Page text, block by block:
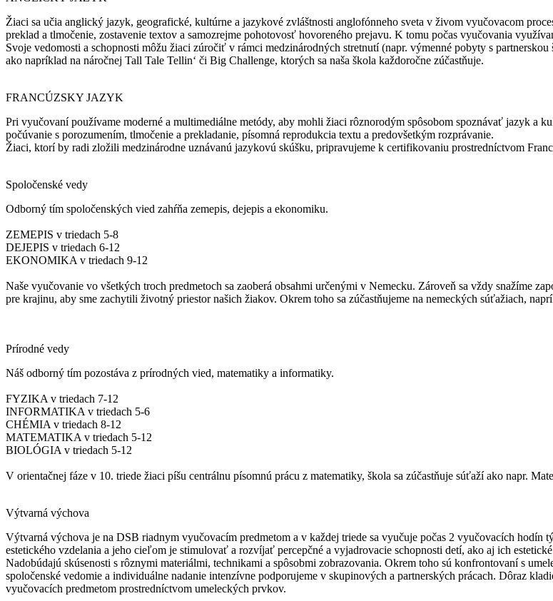
Žiaci sa učia anglický jazyk, geografické, kultúrne a jazykové zvláštnosti anglofónneho sveta v živom vyučovacom
preklad a tlmočenie, zostavenie textov a samozrejme pohotovosť hovoreného prejavu. K tomu počas vyučovania
Svoje vedomosti a schopnosti môžu žiaci zúročiť v rámci medzinárodných stretnutí (napr. výmenné pobyty s
ako napríklad na náročnej Tall Tale Tellin‘ či Big Challenge, ktorých sa naša škola každoročne zúčastňuje.
FRANCÚZSKY JAZYK
Pri vyučovaní používame moderné a multimediálne metódy, aby mohli žiaci rôznorodým spôsobom spoznávať jazyk a
počúvanie s porozumením, tlmočenie a prekladanie, písomná reprodukcia textu a predovšetkým rozprávanie.
Žiaci, ktorí by radi zložili medzinárodne uznávanú jazykovú skúšku, pripravujeme k certifikovaniu prostredníctvom
Spoločenské vedy
Odborný tím spoločenských vied zahŕňa zemepis, dejepis a ekonomiku.
ZEMEPIS v triedach 5-8
DEJEPIS v triedach 6-12
EKONOMIKA v triedach 9-12
Naše vyučovanie vo všetkých troch predmetoch sa zaoberá obsahmi určenými v Nemecku. Zároveň sa vždy snažíme
pre krajinu, aby sme zachytili životný priestor našich žiakov. Okrem toho sa zúčastňujeme na nemeckých súťažiach,
Prírodné vedy
Náš odborný tím pozostáva z prírodných vied, matematiky a informatiky.
FYZIKA v triedach 7-12
INFORMATIKA v triedach 5-6
CHÉMIA v triedach 8-12
MATEMATIKA v triedach 5-12
BIOLÓGIA v triedach 5-12
V orientačnej fáze v 10. triede žiaci píšu centrálnu písomnú prácu z matematiky, škola sa zúčastňuje súťaží ako napr.
Výtvarná výchova
Výtvarná výchova je na DSB riadnym vyučovacím predmetom a v každej triede sa vyučuje počas 2 vyučovacích hodín
estetického vzdelania a jeho cieľom je stimulovať a rozvíjať percepčné a vyjadrovacie schopnosti detí, ako aj ich
Nadobúdajú skúsenosti s rôznymi materiálmi, technikami a spôsobmi zobrazovania. Okrem toho sú konfrontovaní s
spoločenské vedomie a individuálne nadanie intenzívne podporujeme v skupinových a partnerských prácach. Dôraz
vyučovacích predmetom prostredníctvom umeleckých prvkov.